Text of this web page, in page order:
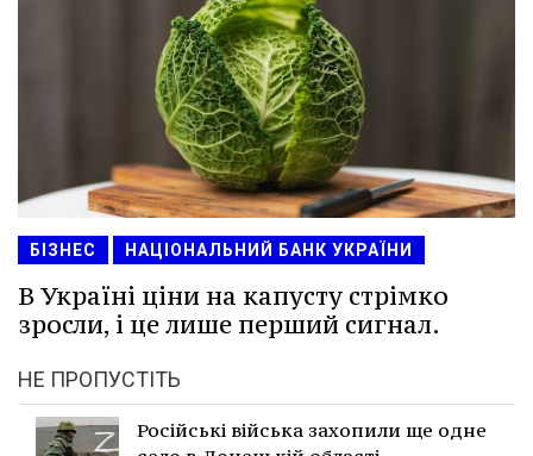
БІЗНЕС НАЦІОНАЛЬНИЙ БАНК УКРАЇНИ
В Україні ціни на капусту стрімко
зросли, і це лише перший сигнал.
НЕ ПРОПУСТІТЬ
Російські війська захопили ще одне